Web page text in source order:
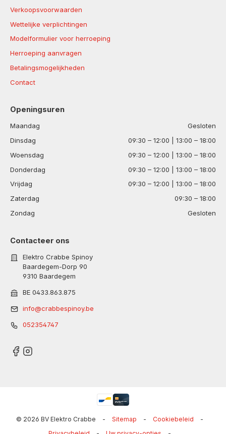
Verkoopsvoorwaarden
Wettelijke verplichtingen
Modelformulier voor herroeping
Herroeping aanvragen
Betalingsmogelijkheden
Contact
Openingsuren
Maandag
Gesloten
Dinsdag
09:30 – 12:00 | 13:00 – 18:00
Woensdag
09:30 – 12:00 | 13:00 – 18:00
Donderdag
09:30 – 12:00 | 13:00 – 18:00
Vrijdag
09:30 – 12:00 | 13:00 – 18:00
Zaterdag
09:30 – 18:00
Zondag
Gesloten
Contacteer ons
Elektro Crabbe Spinoy
Baardegem-Dorp 90
9310 Baardegem
BE 0433.863.875
info@crabbespinoy.be
052354747
© 2026 BV Elektro Crabbe - Sitemap - Cookiebeleid
-